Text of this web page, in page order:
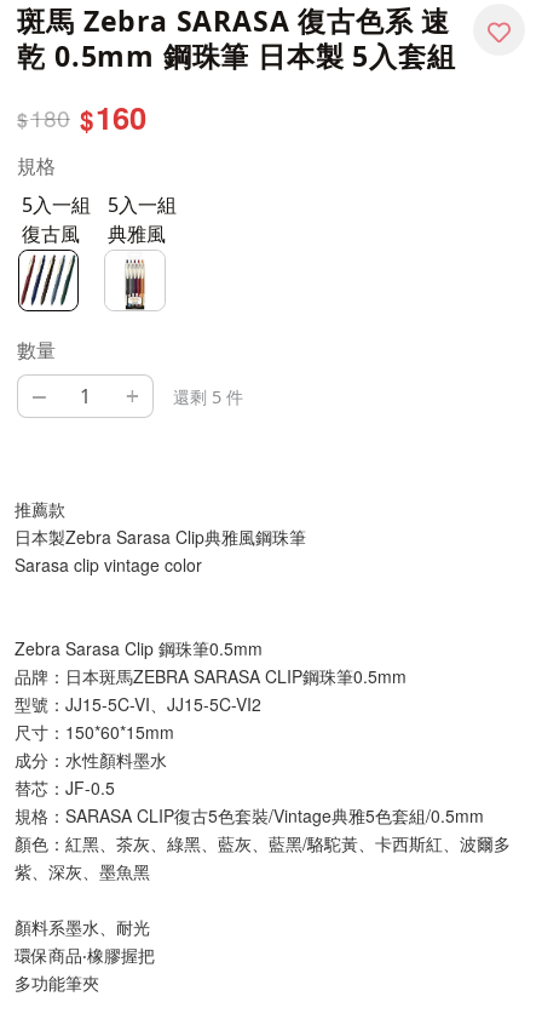
斑馬 Zebra SARASA 復古色系 速
乾 0.5mm 鋼珠筆 日本製 5入套組
$180 $160
規格
5入一組
復古風
5入一組
典雅風
數量
– + 還剩 5 件
推薦款
日本製Zebra Sarasa Clip典雅風鋼珠筆
Sarasa clip vintage color
Zebra Sarasa Clip 鋼珠筆0.5mm
品牌：日本斑馬ZEBRA SARASA CLIP鋼珠筆0.5mm
型號：JJ15-5C-VI、JJ15-5C-VI2
尺寸：150*60*15mm
成分：水性顏料墨水
替芯：JF-0.5
規格：SARASA CLIP復古5色套裝/Vintage典雅5色套組/0.5mm
顏色：紅黑、茶灰、綠黑、藍灰、藍黑/駱駝黃、卡西斯紅、波爾多
紫、深灰、墨魚黑
顏料系墨水、耐光
環保商品‧橡膠握把
多功能筆夾